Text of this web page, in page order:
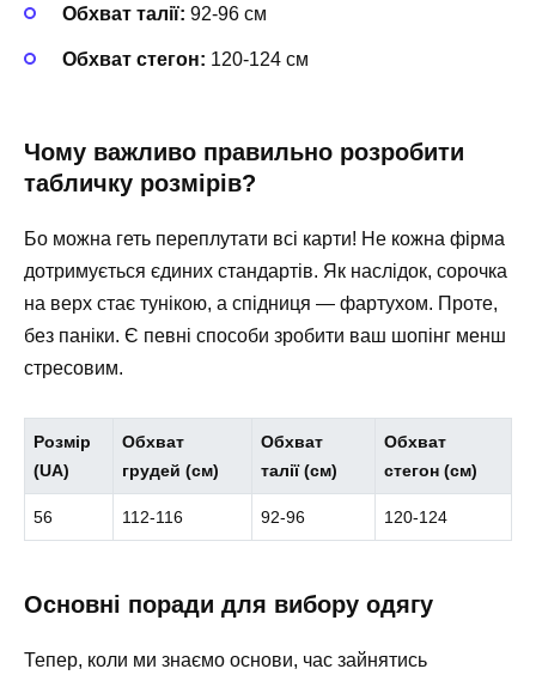
Обхват талії: 92-96 см
Обхват стегон: 120-124 см
Чому важливо правильно розробити
табличку розмірів?
Бо можна геть переплутати всі карти! Не кожна фірма
дотримується єдиних стандартів. Як наслідок, сорочка
на верх стає тунікою, а спідниця — фартухом. Проте,
без паніки. Є певні способи зробити ваш шопінг менш
стресовим.
Розмір
(UA)
Обхват
грудей (см)
Обхват
талії (см)
Обхват
стегон (см)
56 112-116 92-96 120-124
Основні поради для вибору одягу
Тепер, коли ми знаємо основи, час зайнятись